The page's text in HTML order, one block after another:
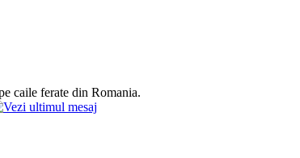
caile ferate din Romania.